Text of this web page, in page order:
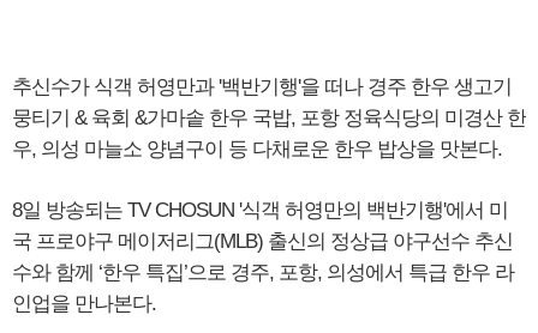
추신수가 식객 허영만과 '백반기행'을 떠나 경주 한우 생고기
뭉티기 & 육회 &가마솥 한우 국밥, 포항 정육식당의 미경산 한
우, 의성 마늘소 양념구이 등 다채로운 한우 밥상을 맛본다.
8일 방송되는 TV CHOSUN '식객 허영만의 백반기행'에서 미
국 프로야구 메이저리그(MLB) 출신의 정상급 야구선수 추신
수와 함께 ‘한우 특집’으로 경주, 포항, 의성에서 특급 한우 라
인업을 만나본다.